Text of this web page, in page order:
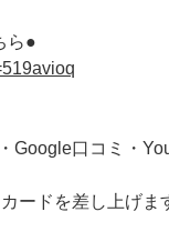
ら●
Google口コミ・
ードを差し上げま